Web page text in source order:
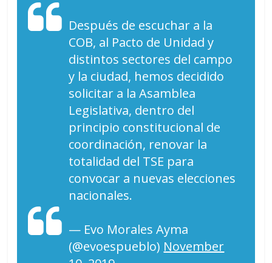
Después de escuchar a la
COB, al Pacto de Unidad y
distintos sectores del campo
y la ciudad, hemos decidido
solicitar a la Asamblea
Legislativa, dentro del
principio constitucional de
coordinación, renovar la
totalidad del TSE para
convocar a nuevas elecciones
nacionales.
— Evo Morales Ayma
(@evoespueblo) November